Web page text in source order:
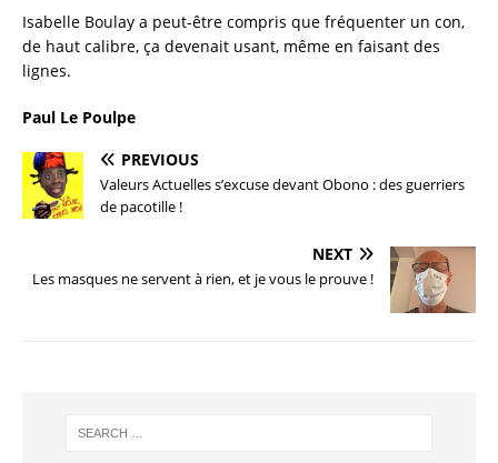
Isabelle Boulay a peut-être compris que fréquenter un con,
de haut calibre, ça devenait usant, même en faisant des
lignes.
Paul Le Poulpe
PREVIOUS
Valeurs Actuelles s’excuse devant Obono : des guerriers
de pacotille !
NEXT
Les masques ne servent à rien, et je vous le prouve !